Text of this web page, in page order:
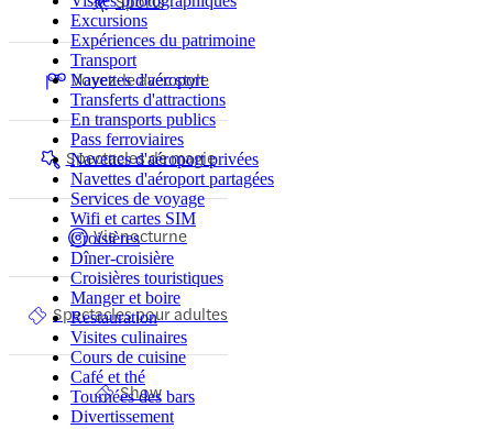
Excursions
Expériences du patrimoine
Transport
Navettes d'aéroport
Transferts d'attractions
En transports publics
Pass ferroviaires
Navettes d'aéroport privées
Navettes d'aéroport partagées
Services de voyage
Wifi et cartes SIM
Croisières
Dîner-croisière
Croisières touristiques
Manger et boire
Restauration
Visites culinaires
Cours de cuisine
Café et thé
Tournées des bars
Divertissement
Voyez-le avec style
Spectacles de magie
Vie nocturne
Spectacles pour adultes
Show